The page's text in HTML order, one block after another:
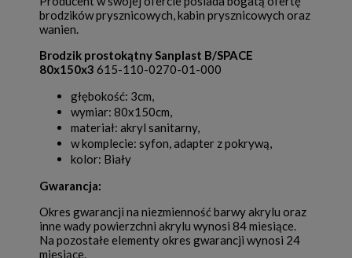
brodzików prysznicowych, kabin prysznicowych oraz
wanien.
Brodzik prostokątnySanplast B/SPACE
80x150x3 615-110-0270-01-000
głębokość: 3cm,
wymiar: 80x150cm,
materiał: akryl sanitarny,
w komplecie: syfon, adapter z pokrywą,
kolor: Biały
Gwarancja:
Okres gwarancji na niezmienność barwy akrylu oraz
inne wady powierzchni akrylu wynosi 84 miesiące.
Na pozostałe elementy okres gwarancji wynosi 24
miesiące.